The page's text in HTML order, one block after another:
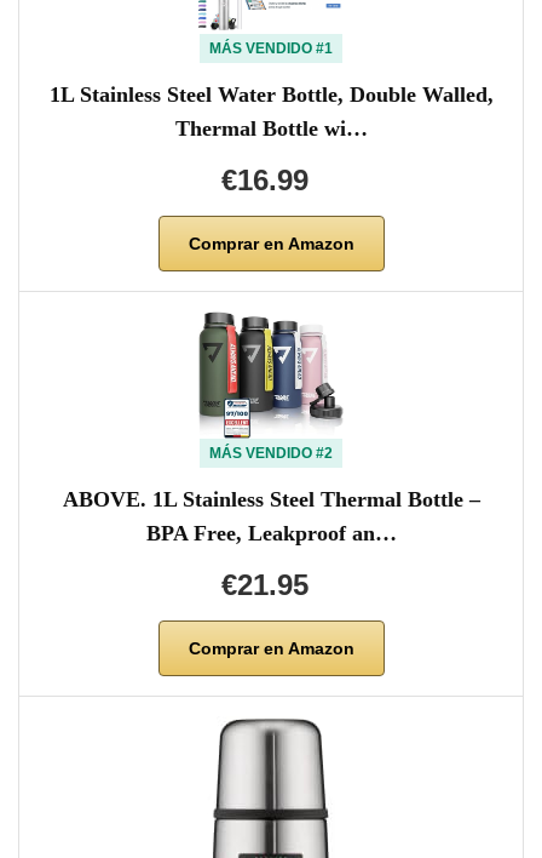
MÁS VENDIDO #1
1L Stainless Steel Water Bottle, Double Walled,
Thermal Bottle wi…
€16.99
Comprar en Amazon
MÁS VENDIDO #2
ABOVE. 1L Stainless Steel Thermal Bottle –
BPA Free, Leakproof an…
€21.95
Comprar en Amazon